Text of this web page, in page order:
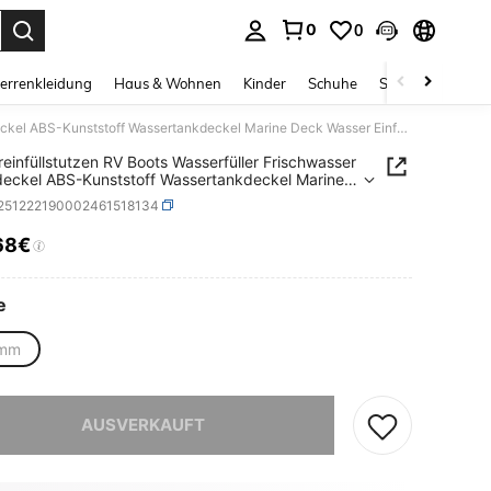
0 0
Haus & Wohnen Kinder Schuhe Schmuck &
Wassereinfüllstutzen RV Boots Wasserfüller Frischwasser Einfülldeckel ABS-Kunststoff Wassertankdeckel Marine Deck Wasser Einfülldeckel für Yacht,Wohnmobil,Boot Zubehör
RV Boots Wasserfüller Frischwasser
ABS-Kunststoff Wassertankdeckel Marine
Einfülldeckel für Yacht,Wohnmobil,Boot
AND AVAILABILITY
AUSVERKAUFT